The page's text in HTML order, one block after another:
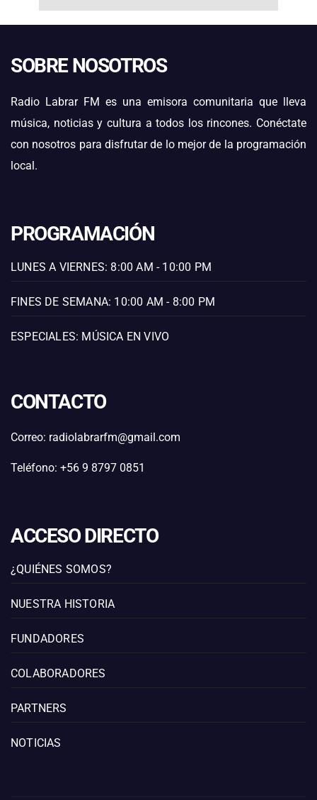
SOBRE NOSOTROS
Radio Labrar FM es una emisora comunitaria que lleva
música, noticias y cultura a todos los rincones. Conéctate
con nosotros para disfrutar de lo mejor de la programación
local.
PROGRAMACIÓN
LUNES A VIERNES: 8:00 AM - 10:00 PM
FINES DE SEMANA: 10:00 AM - 8:00 PM
ESPECIALES: MÚSICA EN VIVO
CONTACTO
Correo: radiolabrarfm@gmail.com
Teléfono: +56 9 8797 0851
ACCESO DIRECTO
¿QUIÉNES SOMOS?
NUESTRA HISTORIA
FUNDADORES
COLABORADORES
PARTNERS
NOTICIAS